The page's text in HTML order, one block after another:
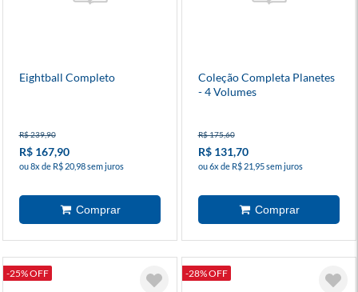
Eightball Completo
R$ 239,90
R$ 167,90
ou 8x de R$ 20,98 sem juros
Coleção Completa Planetes
- 4 Volumes
R$ 175,60
R$ 131,70
ou 6x de R$ 21,95 sem juros
-25% OFF -28% OFF